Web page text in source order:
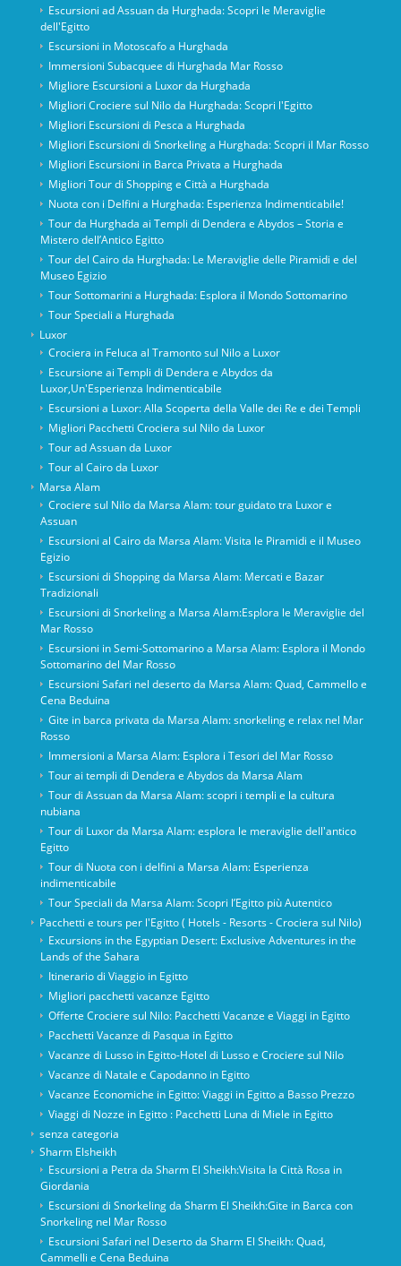
Escursioni ad Assuan da Hurghada: Scopri le Meraviglie
dell'Egitto
Escursioni in Motoscafo a Hurghada
Immersioni Subacquee di Hurghada Mar Rosso
Migliore Escursioni a Luxor da Hurghada
Migliori Crociere sul Nilo da Hurghada: Scopri l'Egitto
Migliori Escursioni di Pesca a Hurghada
Migliori Escursioni di Snorkeling a Hurghada: Scopri il Mar Rosso
Migliori Escursioni in Barca Privata a Hurghada
Migliori Tour di Shopping e Città a Hurghada
Nuota con i Delfini a Hurghada: Esperienza Indimenticabile!
Tour da Hurghada ai Templi di Dendera e Abydos – Storia e
Mistero dell’Antico Egitto
Tour del Cairo da Hurghada: Le Meraviglie delle Piramidi e del
Museo Egizio
Tour Sottomarini a Hurghada: Esplora il Mondo Sottomarino
Tour Speciali a Hurghada
Luxor
Crociera in Feluca al Tramonto sul Nilo a Luxor
Escursione ai Templi di Dendera e Abydos da
Luxor,Un'Esperienza Indimenticabile
Escursioni a Luxor: Alla Scoperta della Valle dei Re e dei Templi
Migliori Pacchetti Crociera sul Nilo da Luxor
Tour ad Assuan da Luxor
Tour al Cairo da Luxor
Marsa Alam
Crociere sul Nilo da Marsa Alam: tour guidato tra Luxor e
Assuan
Escursioni al Cairo da Marsa Alam: Visita le Piramidi e il Museo
Egizio
Escursioni di Shopping da Marsa Alam: Mercati e Bazar
Tradizionali
Escursioni di Snorkeling a Marsa Alam:Esplora le Meraviglie del
Mar Rosso
Escursioni in Semi-Sottomarino a Marsa Alam: Esplora il Mondo
Sottomarino del Mar Rosso
Escursioni Safari nel deserto da Marsa Alam: Quad, Cammello e
Cena Beduina
Gite in barca privata da Marsa Alam: snorkeling e relax nel Mar
Rosso
Immersioni a Marsa Alam: Esplora i Tesori del Mar Rosso
Tour ai templi di Dendera e Abydos da Marsa Alam
Tour di Assuan da Marsa Alam: scopri i templi e la cultura
nubiana
Tour di Luxor da Marsa Alam: esplora le meraviglie dell'antico
Egitto
Tour di Nuota con i delfini a Marsa Alam: Esperienza
indimenticabile
Tour Speciali da Marsa Alam: Scopri l’Egitto più Autentico
Pacchetti e tours per l'Egitto ( Hotels - Resorts - Crociera sul Nilo)
Excursions in the Egyptian Desert: Exclusive Adventures in the
Lands of the Sahara
Itinerario di Viaggio in Egitto
Migliori pacchetti vacanze Egitto
Offerte Crociere sul Nilo: Pacchetti Vacanze e Viaggi in Egitto
Pacchetti Vacanze di Pasqua in Egitto
Vacanze di Lusso in Egitto-Hotel di Lusso e Crociere sul Nilo
Vacanze di Natale e Capodanno in Egitto
Vacanze Economiche in Egitto: Viaggi in Egitto a Basso Prezzo
Viaggi di Nozze in Egitto : Pacchetti Luna di Miele in Egitto
senza categoria
Sharm Elsheikh
Escursioni a Petra da Sharm El Sheikh:Visita la Città Rosa in
Giordania
Escursioni di Snorkeling da Sharm El Sheikh:Gite in Barca con
Snorkeling nel Mar Rosso
Escursioni Safari nel Deserto da Sharm El Sheikh: Quad,
Cammelli e Cena Beduina